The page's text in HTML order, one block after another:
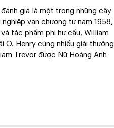
giá là một trong những cây
văn chương từ năm 1958,
tác phẩm phi hư cấu, William
O. Henry cùng nhiều giải thưởng
Trevor được Nữ Hoàng Anh